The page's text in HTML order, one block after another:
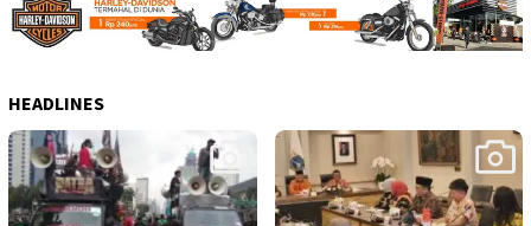
HEADLINES